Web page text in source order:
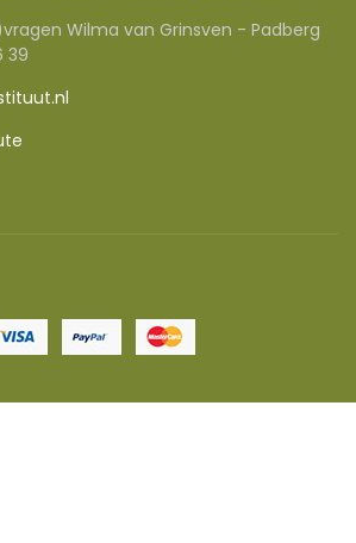
Wilma van Grinsven - Padberg
39